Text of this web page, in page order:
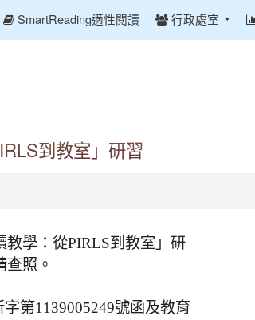
SmartReading適性閱讀 行政處室
到教室」研習
學：從PIRLS到教室」研
照。
第1139005249號函及教育